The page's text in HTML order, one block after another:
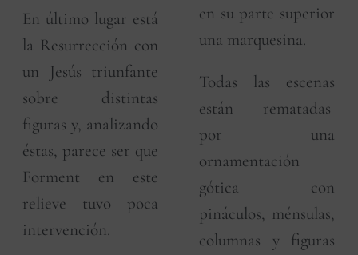
En último lugar está
la Resurrección con
un Jesús triunfante
sobre distintas
figuras y, analizando
éstas, parece ser que
Forment en este
relieve tuvo poca
intervención.
en su parte superior
una marquesina.
Todas las escenas
están rematadas
por una
ornamentación
gótica con
pináculos, ménsulas,
columnas y figuras